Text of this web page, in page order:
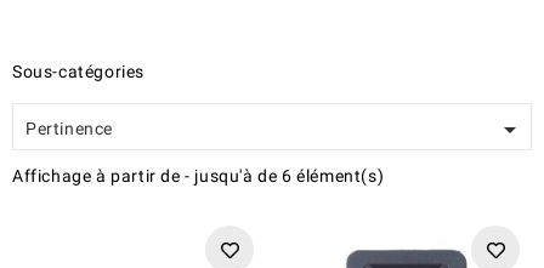
Sous-catégories
Pertinence 
Affichage à partir de- jusqu'àde 6élément(s)